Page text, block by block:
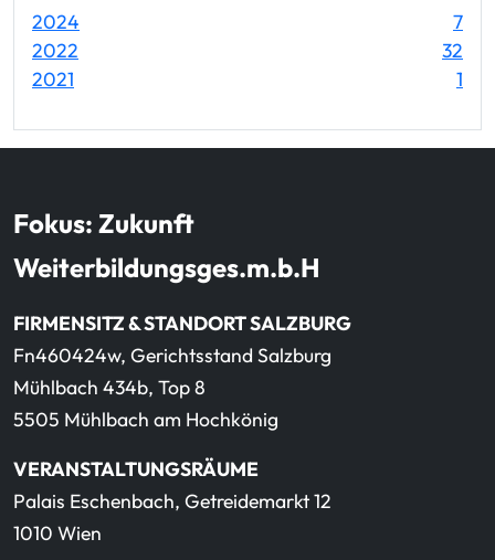
2024 7
2022
32
2021
1
Fokus: Zukunft
Weiterbildungsges.m.b.H
FIRMENSITZ & STANDORT SALZBURG
Fn460424w, Gerichtsstand Salzburg
Mühlbach 434b, Top 8
5505 Mühlbach am Hochkönig
VERANSTALTUNGSRÄUME
Palais Eschenbach, Getreidemarkt 12
1010 Wien